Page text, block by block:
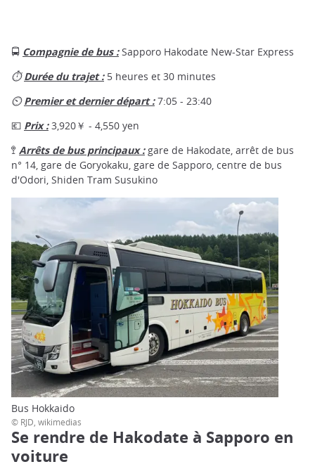
🚍 Compagnie de bus :Sapporo Hakodate New-Star Express
⏱Durée du trajet :5 heures et 30 minutes
⏲Premier et dernier départ :7:05 - 23:40
💶 Prix :3,920￥ - 4,550 yen
🚏 Arrêts de bus principaux :gare de Hakodate, arrêt de bus
n° 14, gare de Goryokaku, gare de Sapporo, centre de bus
d'Odori, Shiden Tram Susukino
Bus Hokkaido
© RJD, wikimedias
Se rendre de Hakodate à Sapporo en
voiture